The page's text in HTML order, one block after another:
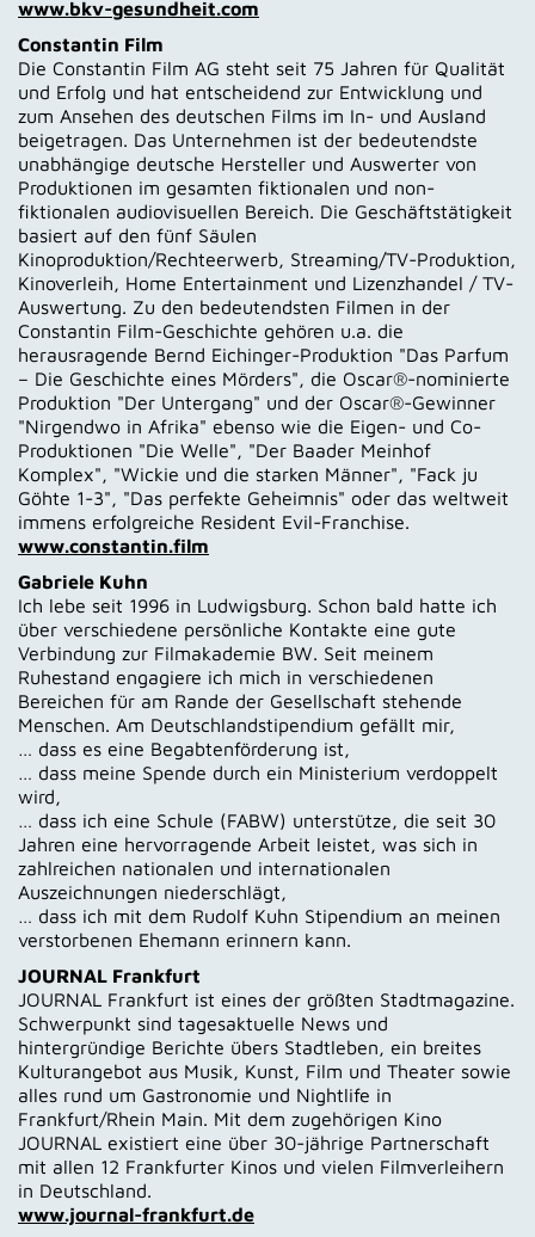
www.bkv-gesundheit.com
Constantin Film
Die Constantin Film AG steht seit 75 Jahren für Qualität
und Erfolg und hat entscheidend zur Entwicklung und
zum Ansehen des deutschen Films im In- und Ausland
beigetragen. Das Unternehmen ist der bedeutendste
unabhängige deutsche Hersteller und Auswerter von
Produktionen im gesamten fiktionalen und non-
fiktionalen audiovisuellen Bereich. Die Geschäftstätigkeit
basiert auf den fünf Säulen
Kinoproduktion/Rechteerwerb, Streaming/TV-Produktion,
Kinoverleih, Home Entertainment und Lizenzhandel / TV-
Auswertung. Zu den bedeutendsten Filmen in der
Constantin Film-Geschichte gehören u.a. die
herausragende Bernd Eichinger-Produktion "Das Parfum
– Die Geschichte eines Mörders", die Oscar®-nominierte
Produktion "Der Untergang" und der Oscar®-Gewinner
"Nirgendwo in Afrika" ebenso wie die Eigen- und Co-
Produktionen "Die Welle", "Der Baader Meinhof
Komplex", "Wickie und die starken Männer", "Fack ju
Göhte 1-3", "Das perfekte Geheimnis" oder das weltweit
immens erfolgreiche Resident Evil-Franchise.
www.constantin.film
Gabriele Kuhn
Ich lebe seit 1996 in Ludwigsburg. Schon bald hatte ich
über verschiedene persönliche Kontakte eine gute
Verbindung zur Filmakademie BW. Seit meinem
Ruhestand engagiere ich mich in verschiedenen
Bereichen für am Rande der Gesellschaft stehende
Menschen. Am Deutschlandstipendium gefällt mir,
… dass es eine Begabtenförderung ist,
… dass meine Spende durch ein Ministerium verdoppelt
wird,
… dass ich eine Schule (FABW) unterstütze, die seit 30
Jahren eine hervorragende Arbeit leistet, was sich in
zahlreichen nationalen und internationalen
Auszeichnungen niederschlägt,
… dass ich mit dem Rudolf Kuhn Stipendium an meinen
verstorbenen Ehemann erinnern kann.
JOURNAL Frankfurt
JOURNAL Frankfurt ist eines der größten Stadtmagazine.
Schwerpunkt sind tagesaktuelle News und
hintergründige Berichte übers Stadtleben, ein breites
Kulturangebot aus Musik, Kunst, Film und Theater sowie
alles rund um Gastronomie und Nightlife in
Frankfurt/Rhein Main. Mit dem zugehörigen Kino
JOURNAL existiert eine über 30-jährige Partnerschaft
mit allen 12 Frankfurter Kinos und vielen Filmverleihern
in Deutschland.
www.journal-frankfurt.de